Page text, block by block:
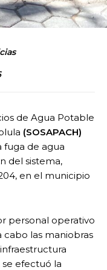
de Agua Potable
(SOSAPACH)
de agua
del sistema,
en el municipio
personal operativo
cabo las maniobras
se efectuó la